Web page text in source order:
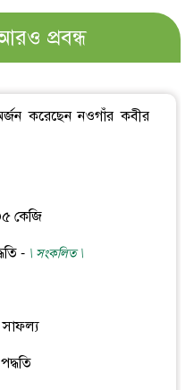
প্রবন্ধ
করেছেন নওগাঁর কবীর
কেজি
- \ সংকলিত \
সাফল্য